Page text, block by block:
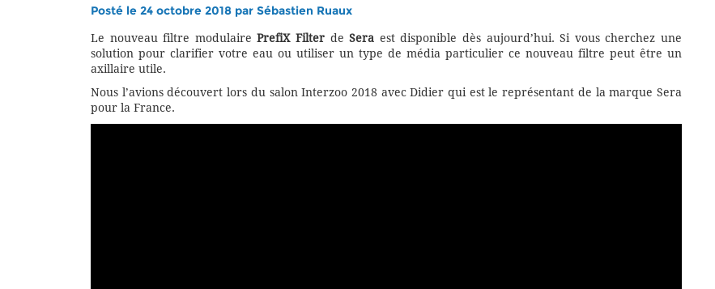
Posté le 24 octobre 2018 par Sébastien Ruaux
Le nouveau filtre modulairePrefiX Filter deSera est disponible dès aujourd’hui. Si vous cherchez une
solution pour clarifier votre eau ou utiliser un type de média particulier ce nouveau filtre peut être un
axillaire utile.
Nous l’avions découvert lors du salon Interzoo 2018 avec Didier qui est le représentant de la marque Sera
pour la France.